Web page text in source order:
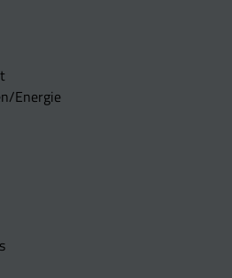
Energie